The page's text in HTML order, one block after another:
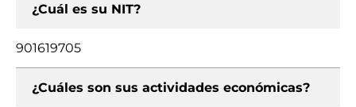
¿Cuál es su NIT?
901619705
¿Cuáles son sus actividades económicas?